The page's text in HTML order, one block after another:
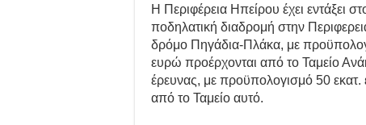
Η Περιφέρεια Ηπείρου έχει εντάξει
ποδηλατική διαδρομή στην
δρόμο Πηγάδια-Πλάκα, με
ευρώ προέρχονται από το Ταμείο
έρευνας, με προϋπολογισμό 50
από το Ταμείο αυτό.